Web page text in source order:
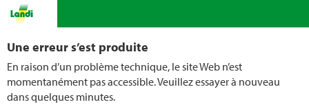
Une erreur s’est produite
En raison d’un problème technique, le site Web n’est
momentanément pas accessible. Veuillez essayer à nouveau
dans quelques minutes.